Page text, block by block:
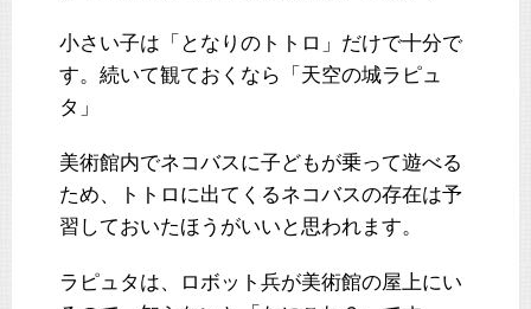
小さい子は「となりのトトロ」だけで十分で
す。続いて観ておくなら「天空の城ラピュ
タ」
美術館内でネコバスに子どもが乗って遊べる
ため、トトロに出てくるネコバスの存在は予
習しておいたほうがいいと思われます。
ラピュタは、ロボット兵が美術館の屋上にい